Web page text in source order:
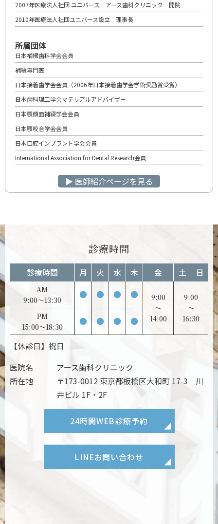
2007年医療法人社団 ユニバース アース歯科クリニック 開院
2010年医療法人社団ユニバース設立 理事長
所属団体
日本補綴歯科学会会員
補綴専門医
日本接着歯学会会員（2006年日本接着歯学会学術奨励賞受賞）
日本歯科理工学会マテリアルアドバイザー
日本顎顔面補綴学会会員
日本顎咬合学会会員
日本口腔インプラント学会会員
International Association for Dental Research会員
▶︎ 医師紹介ページを見る
診療時間
診療時間 月 火 水 木 金 土 日
AM
9:00～13:30
● ● ● ●
9:00
～
14:00
9:00
～
16:30
PM
15:00～18:30
● ● ● ●
【休診日】祝日
医院名
アース歯科クリニック
所在地
〒173-0012 東京都板橋区大和町 17-3 川
井ビル 1F・2F
24時間WEB診療予約
LINEお問い合わせ